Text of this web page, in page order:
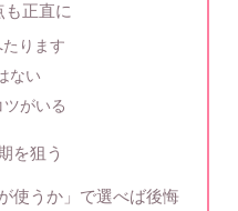
正直に
ります
ない
がいる
を狙う
使うか」で選べば後悔